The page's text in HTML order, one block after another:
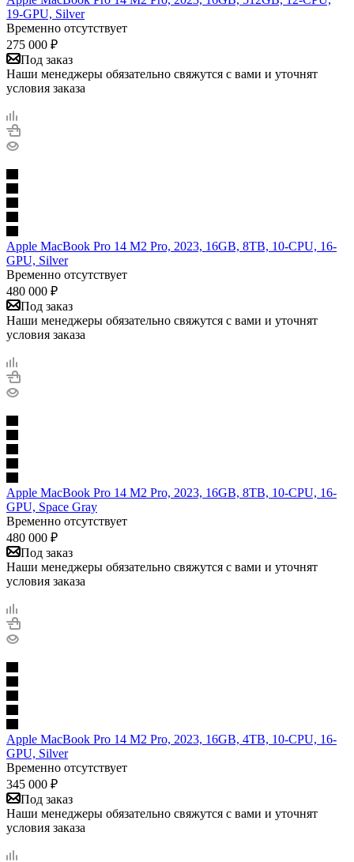
19-GPU, Silver
Временно отсутствует
275 000 ₽
Под заказ
Наши менеджеры обязательно свяжутся с вами и уточнят
условия заказа
Apple MacBook Pro 14 M2 Pro, 2023, 16GB, 8TB, 10-CPU, 16-
GPU, Silver
Временно отсутствует
480 000 ₽
Под заказ
Наши менеджеры обязательно свяжутся с вами и уточнят
условия заказа
Apple MacBook Pro 14 M2 Pro, 2023, 16GB, 8TB, 10-CPU, 16-
GPU, Space Gray
Временно отсутствует
480 000 ₽
Под заказ
Наши менеджеры обязательно свяжутся с вами и уточнят
условия заказа
Apple MacBook Pro 14 M2 Pro, 2023, 16GB, 4TB, 10-CPU, 16-
GPU, Silver
Временно отсутствует
345 000 ₽
Под заказ
Наши менеджеры обязательно свяжутся с вами и уточнят
условия заказа